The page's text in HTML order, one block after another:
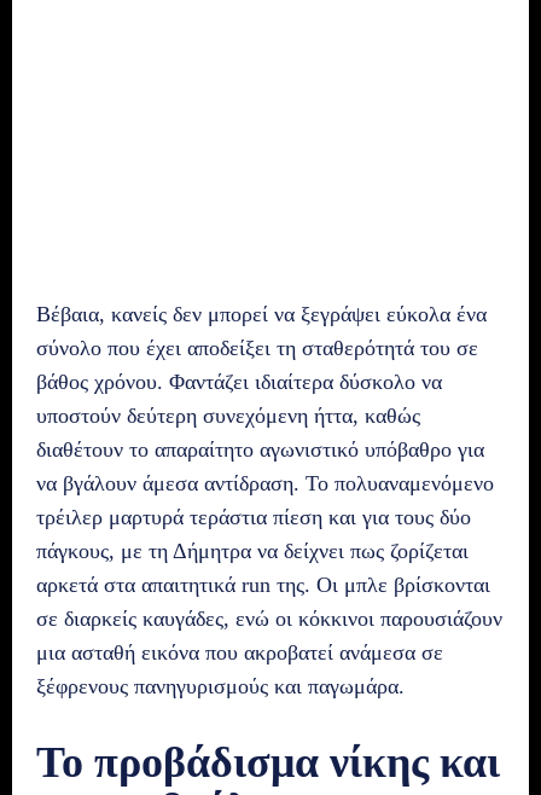
Βέβαια, κανείς δεν μπορεί να ξεγράψει εύκολα ένα
σύνολο που έχει αποδείξει τη σταθερότητά του σε
βάθος χρόνου. Φαντάζει ιδιαίτερα δύσκολο να
υποστούν δεύτερη συνεχόμενη ήττα, καθώς
διαθέτουν το απαραίτητο αγωνιστικό υπόβαθρο για
να βγάλουν άμεσα αντίδραση. Το πολυαναμενόμενο
τρέιλερ μαρτυρά τεράστια πίεση και για τους δύο
πάγκους, με τη Δήμητρα να δείχνει πως ζορίζεται
αρκετά στα απαιτητικά run της. Οι μπλε βρίσκονται
σε διαρκείς καυγάδες, ενώ οι κόκκινοι παρουσιάζουν
μια ασταθή εικόνα που ακροβατεί ανάμεσα σε
ξέφρενους πανηγυρισμούς και παγωμάρα.
Το προβάδισμα νίκης και